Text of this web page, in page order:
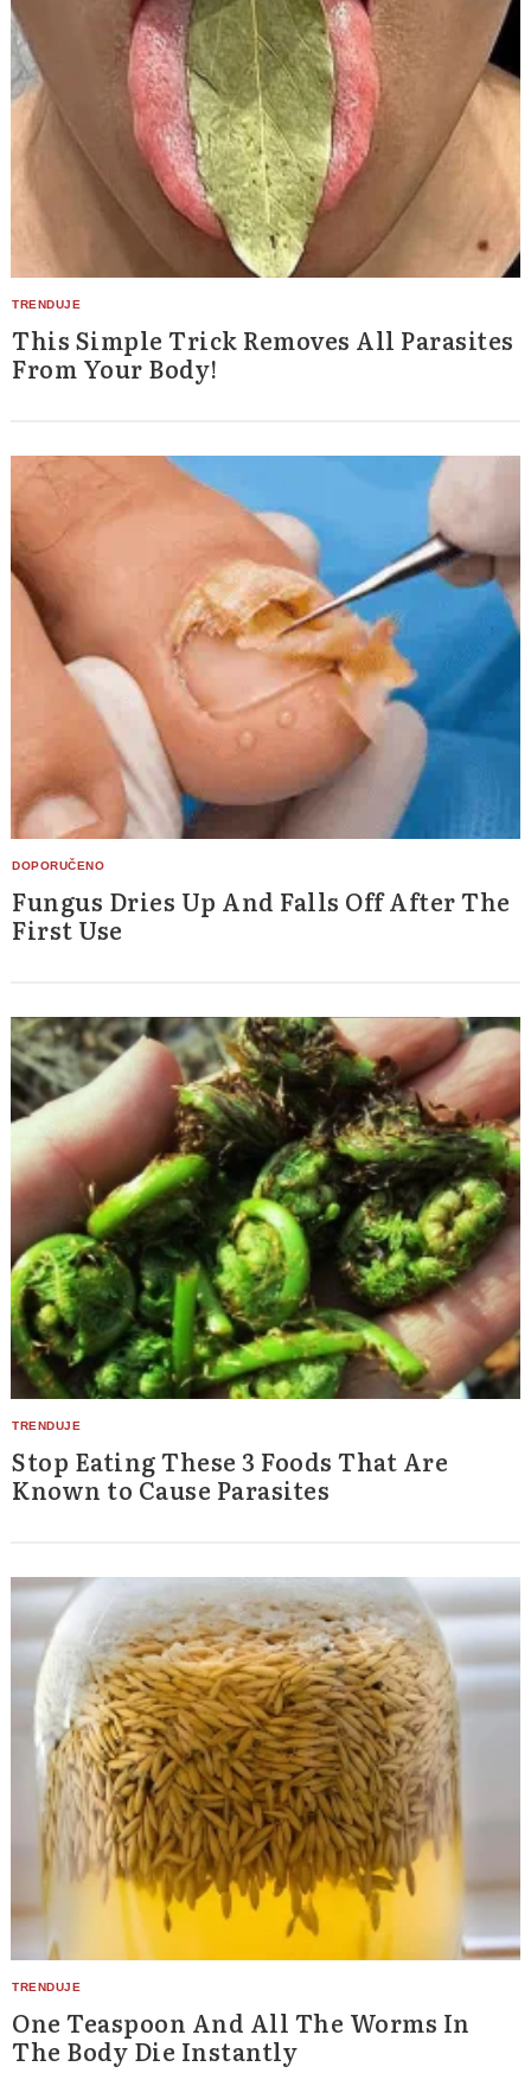
This Simple Trick Removes All Parasites
From Your Body!
Fungus Dries Up And Falls Off After The
First Use
Stop Eating These 3 Foods That Are
Known to Cause Parasites
One Teaspoon And All The Worms In
The Body Die Instantly